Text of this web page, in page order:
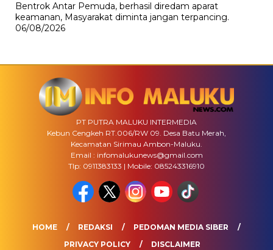
Bentrok Antar Pemuda, berhasil diredam aparat
keamanan, Masyarakat diminta jangan terpancing.
06/08/2026
PT PUTRA MALUKU INTERMEDIA
Kebun Cengkeh RT.006/RW 09. Desa Batu Merah,
Kecamatan Sirimau Ambon-Maluku.
Email : infomalukunews@gmail.com
Tlp: 0911383133 | Mobile: 085243316910
HOME REDAKSI
PEDOMAN MEDIA SIBER
PRIVACY POLICY
DISCLAIMER